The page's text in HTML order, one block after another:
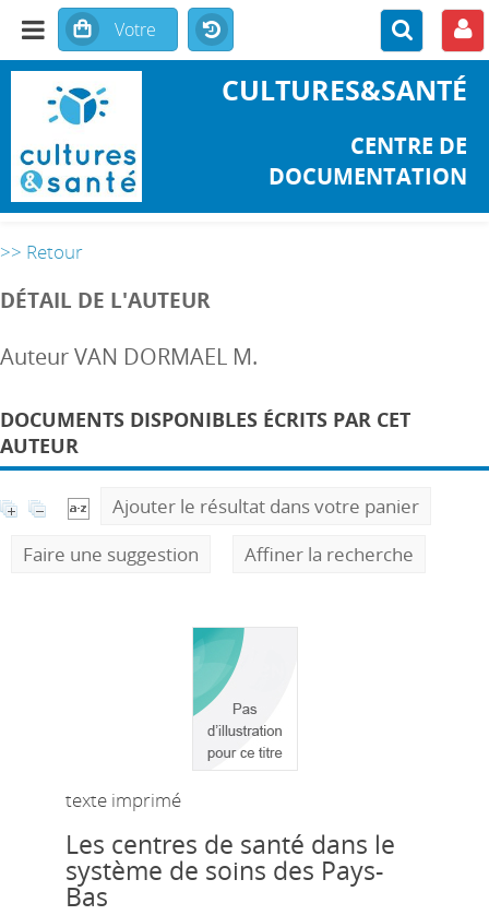
CULTURES&SANTÉ
CENTRE DE
DOCUMENTATION
>> Retour
DÉTAIL DE L'AUTEUR
Auteur VAN DORMAEL M.
DOCUMENTS DISPONIBLES ÉCRITS PAR CET
AUTEUR
Ajouter le résultat dans votre panier
Faire une suggestion
Affiner la recherche
texte imprimé
Les centres de santé dans le
système de soins des Pays-
Bas